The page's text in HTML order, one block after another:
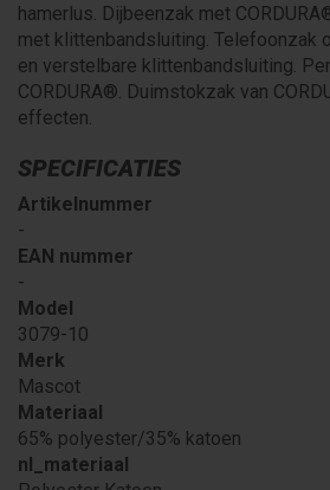
hamerlus. Dijbeenzak met
met klittenbandsluiting. Telefoonzak
en verstelbare klittenbandsluiting.
CORDURA®. Duimstokzak van
effecten.
SPECIFICATIES
Artikelnummer
-
EAN nummer
-
Model
3079-10
Merk
Mascot
Materiaal
65% polyester/35% katoen
nl_materiaal